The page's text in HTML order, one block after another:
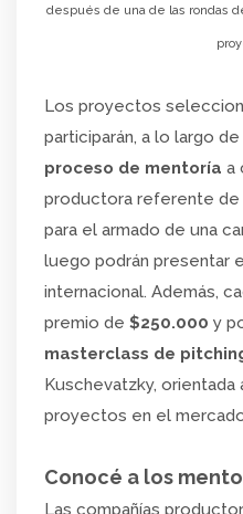
después de una de las rondas
Los proyectos
participarán, a lo largo
proceso de mentoría a
productora referente de
para el armado de una
luego podrán presentar
internacional. Además,
premio de $250.000 y
masterclass de
Kuschevatzky,
proyectos en el
Conocé a los
Las compañías